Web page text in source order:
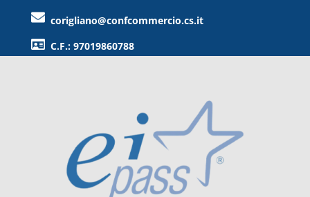
corigliano@confcommercio.cs.it
C.F.: 97019860788